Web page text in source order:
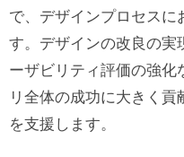
で、デザインプロセスに
す。デザインの改良の実
ーザビリティ評価の強化
リ全体の成功に大きく
を支援します。